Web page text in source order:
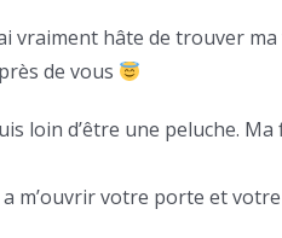
vraiment hâte de trouver
de vous
loin d’être une peluche.
a m’ouvrir votre porte et